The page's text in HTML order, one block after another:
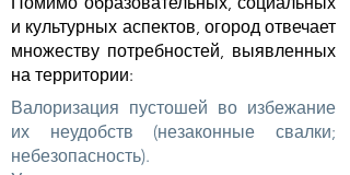
и культурных аспектов, огород отвечает
множеству потребностей, выявленных
на территории:
Валоризация пустошей во избежание
их неудобств (незаконные свалки;
небезопасность).